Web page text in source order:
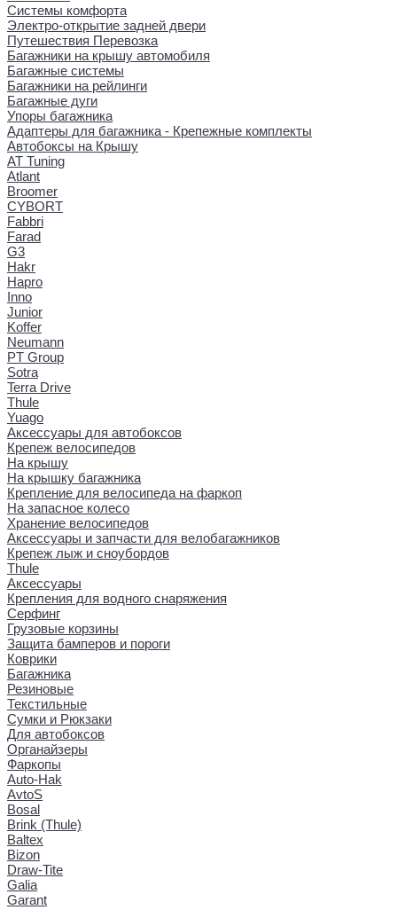
Системы комфорта
Электро-открытие задней двери
Путешествия Перевозка
Багажники на крышу автомобиля
Багажные системы
Багажники на рейлинги
Багажные дуги
Упоры багажника
Адаптеры для багажника - Крепежные комплекты
Автобоксы на Крышу
AT Tuning
Atlant
Broomer
CYBORT
Fabbri
Farad
G3
Hakr
Hapro
Inno
Junior
Koffer
Neumann
PT Group
Sotra
Terra Drive
Thule
Yuago
Аксессуары для автобоксов
Крепеж велосипедов
На крышу
На крышку багажника
Крепление для велосипеда на фаркоп
На запасное колесо
Хранение велосипедов
Аксессуары и запчасти для велобагажников
Крепеж лыж и сноубордов
Thule
Аксессуары
Крепления для водного снаряжения
Серфинг
Грузовые корзины
Защита бамперов и пороги
Коврики
Багажника
Резиновые
Текстильные
Сумки и Рюкзаки
Для автобоксов
Органайзеры
Фаркопы
Auto-Hak
AvtoS
Bosal
Brink (Thule)
Baltex
Bizon
Draw-Tite
Galia
Garant